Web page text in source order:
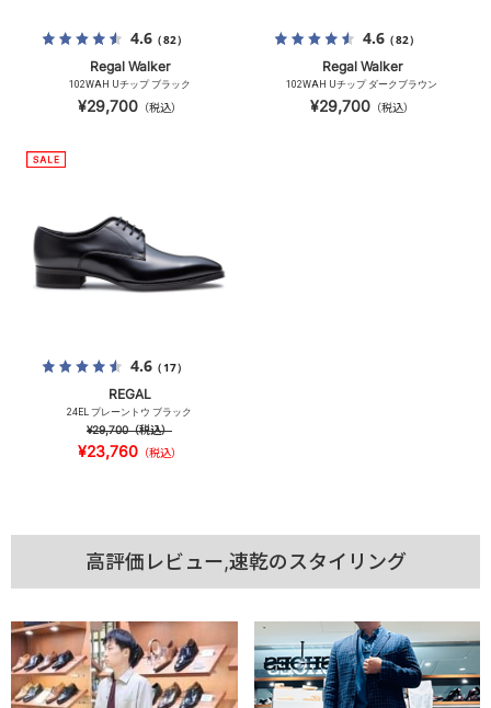
4.6（82）
Regal Walker
102WAH Uチップ ブラック
¥29,700（税込）
4.6（82）
Regal Walker
102WAH Uチップ ダークブラウン
¥29,700（税込）
4.6（17）
REGAL
24EL プレーントウ ブラック
¥29,700（税込）
¥23,760（税込）
高評価レビュー,速乾のスタイリング